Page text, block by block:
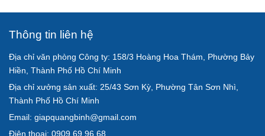
Thông tin liên hệ
Địa chỉ văn phòng Công ty: 158/3 Hoàng Hoa Thám, Phường Bảy
Hiền, Thành Phố Hồ Chí Minh
Địa chỉ xưởng sản xuất: 25/43 Sơn Kỳ, Phường Tân Sơn Nhì,
Thành Phố Hồ Chí Minh
Email: giapquangbinh@gmail.com
Điện thoại: 0909 69 96 68